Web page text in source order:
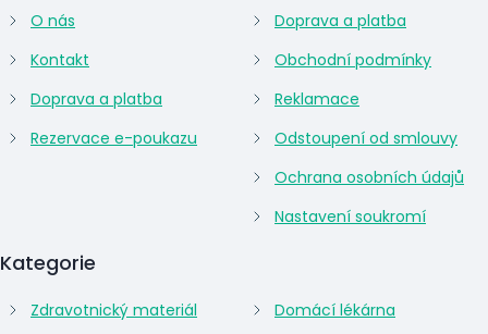
O nás
Kontakt
Doprava a platba
Rezervace e-poukazu
Kategorie
Zdravotnický materiál
Domácí lékárna
Doprava a platba
Obchodní podmínky
Reklamace
Odstoupení od smlouvy
Ochrana osobních údajů
Nastavení soukromí